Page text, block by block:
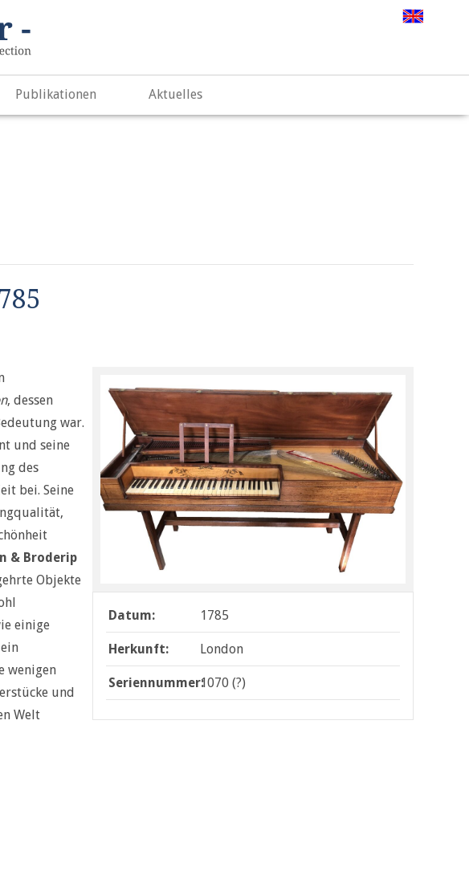
vhosts/h266891.web67.alfahosting-server.de/html/wp-
Publikationen Aktuelles
Datum: 1785
Herkunft: London
Seriennummer:1070 (?)
, dessen
war.
und seine
des
bei. Seine
& Broderip
Objekte
einige
wenigen
und
Welt